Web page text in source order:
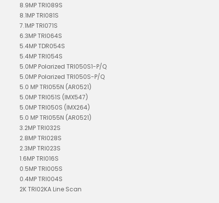
8.9MP TRI089S
8.1MP TRI081S
7.1MP TRI071S
6.3MP TRI064S
5.4MP TDR054S
5.4MP TRI054S
5.0MP Polarized TRI050S1-P/Q
5.0MP Polarized TRI050S-P/Q
5.0 MP TRI055N (AR0521)
5.0MP TRI051S (IMX547)
5.0MP TRI050S (IMX264)
5.0 MP TRI055N (AR0521)
3.2MP TRI032S
2.8MP TRI028S
2.3MP TRI023S
1.6MP TRI016S
0.5MP TRI005S
0.4MP TRI004S
2K TRI02KA Line Scan